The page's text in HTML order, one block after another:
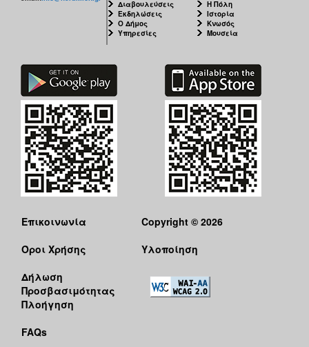
Διαβουλεύσεις
Εκδηλώσεις
Ο Δήμος
Υπηρεσίες
Η Πόλη
Ιστορία
Κνωσός
Μουσεία
Επικοινωνία
Όροι Χρήσης
Δήλωση
Προσβασιμότητας
Πλοήγηση
FAQs
Copyright © 2026
Υλοποίηση